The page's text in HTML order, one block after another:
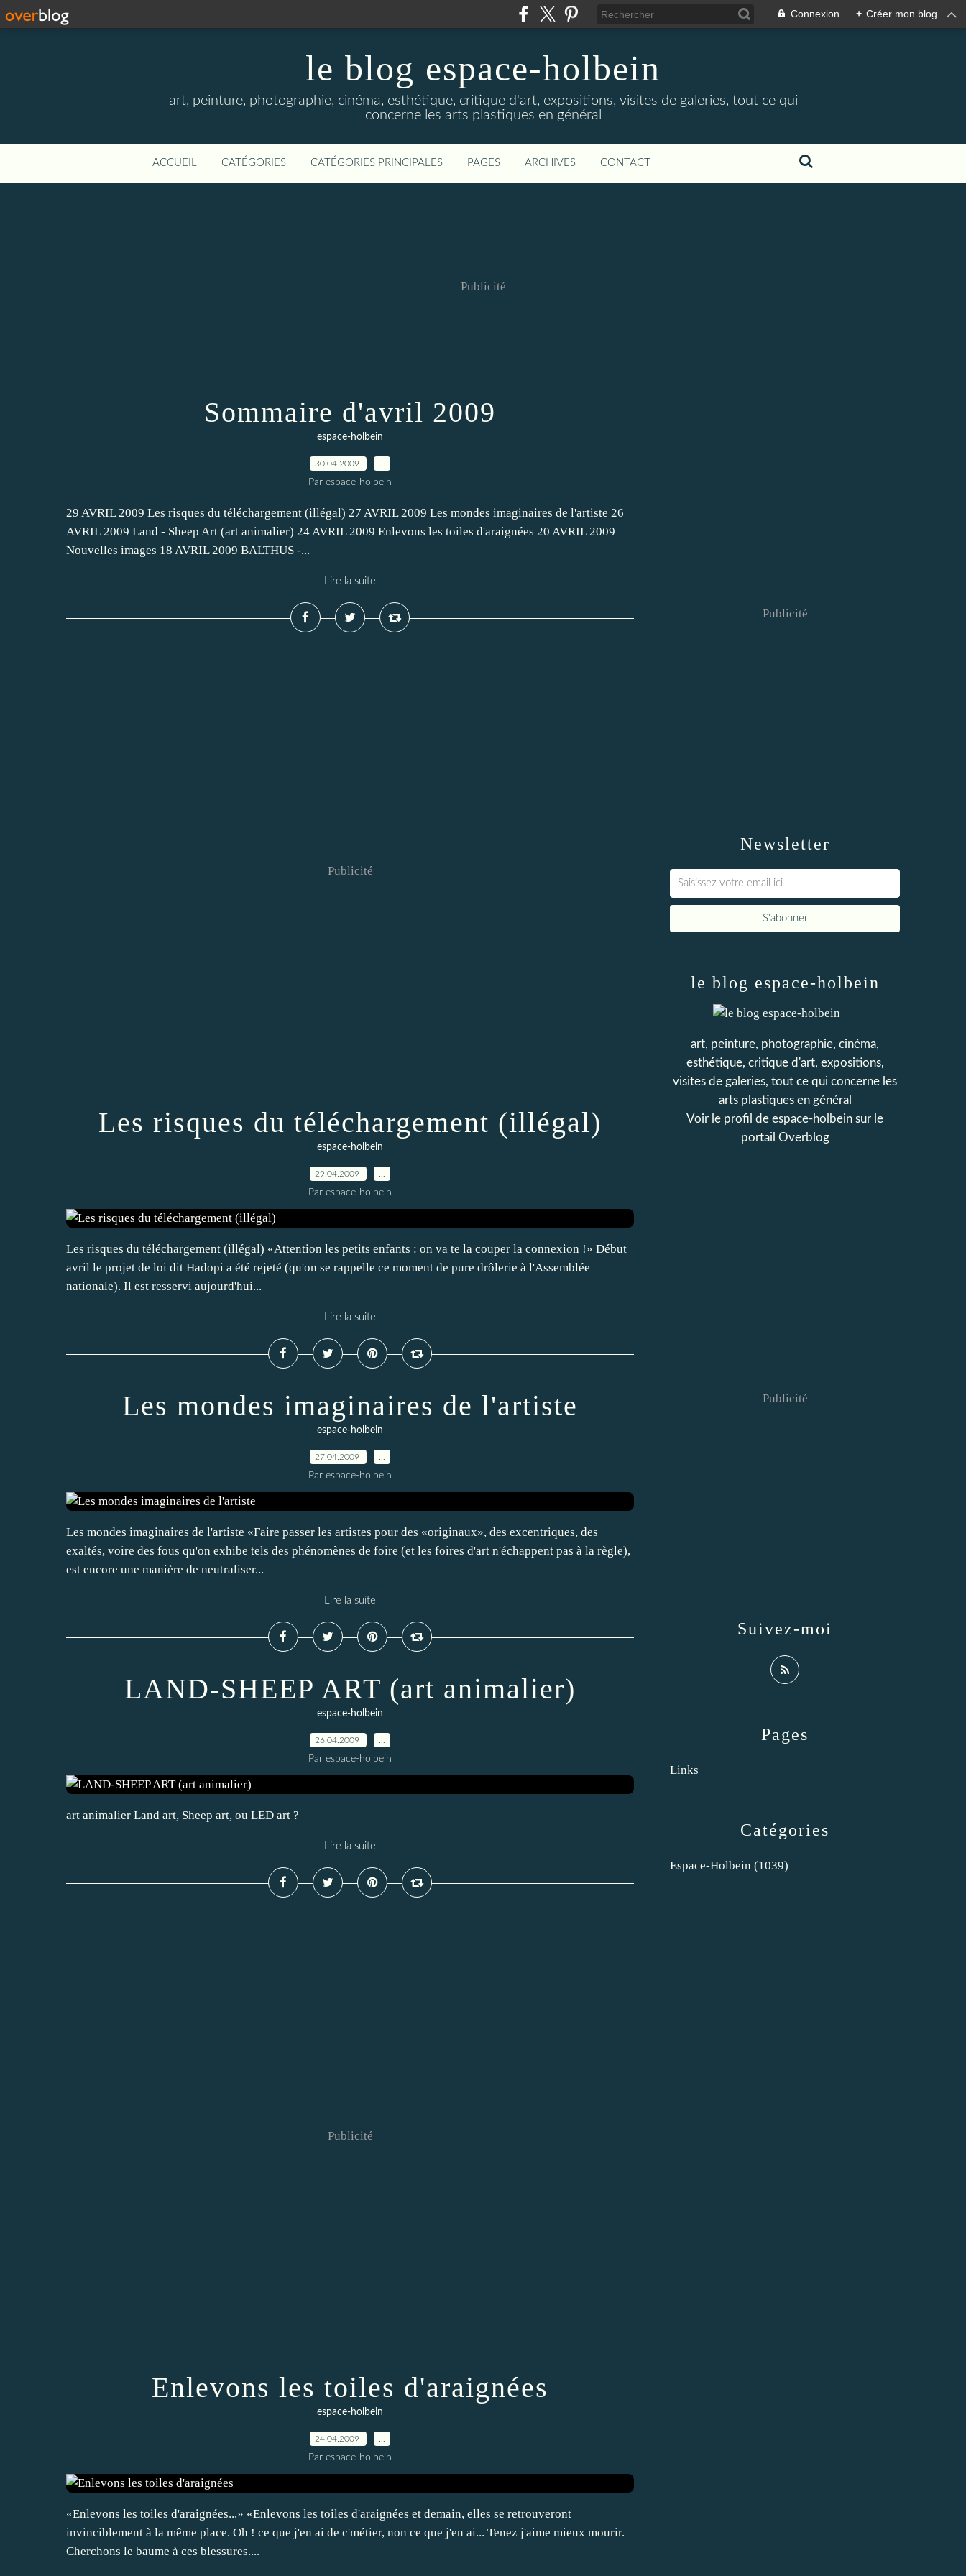
Connexion + Créer mon blog
le blog espace-holbein
art, peinture, photographie, cinéma, esthétique, critique d'art, expositions, visites de galeries, tout ce qui
concerne les arts plastiques en général
ACCUEIL CATÉGORIES CATÉGORIES PRINCIPALES PAGES ARCHIVES CONTACT
Publicité
Sommaire d'avril 2009
espace-holbein
30.04.2009
Par espace-holbein
29 AVRIL 2009 Les risques du téléchargement (illégal) 27 AVRIL 2009 Les mondes imaginaires de l'artiste 26
AVRIL 2009 Land - Sheep Art (art animalier) 24 AVRIL 2009 Enlevons les toiles d'araignées 20 AVRIL 2009
Nouvelles images 18 AVRIL 2009 BALTHUS -...
Lire la suite
Publicité
Les risques du téléchargement (illégal)
espace-holbein
29.04.2009
Par espace-holbein
Les risques du téléchargement (illégal) «Attention les petits enfants : on va te la couper la connexion !» Début
avril le projet de loi dit Hadopi a été rejeté (qu'on se rappelle ce moment de pure drôlerie à l'Assemblée
nationale). Il est resservi aujourd'hui...
Lire la suite
Les mondes imaginaires de l'artiste
espace-holbein
27.04.2009
Par espace-holbein
Les mondes imaginaires de l'artiste «Faire passer les artistes pour des «originaux», des excentriques, des
exaltés, voire des fous qu'on exhibe tels des phénomènes de foire (et les foires d'art n'échappent pas à la règle),
est encore une manière de neutraliser...
Lire la suite
LAND-SHEEP ART (art animalier)
espace-holbein
26.04.2009
Par espace-holbein
art animalier Land art, Sheep art, ou LED art ?
Lire la suite
Publicité
Enlevons les toiles d'araignées
espace-holbein
24.04.2009
Par espace-holbein
«Enlevons les toiles d'araignées...» «Enlevons les toiles d'araignées et demain, elles se retrouveront
invinciblement à la même place. Oh ! ce que j'en ai de c'métier, non ce que j'en ai... Tenez j'aime mieux mourir.
Cherchons le baume à ces blessures....
Newsletter
Publicité
Catégories
Espace-Holbein (1039)
Pages
Links
le blog espace-holbein
art, peinture, photographie, cinéma,
esthétique, critique d'art, expositions,
visites de galeries, tout ce qui concerne les
arts plastiques en général
Voir le profil de espace-holbein sur le
portail Overblog
Suivez-moi
Publicité